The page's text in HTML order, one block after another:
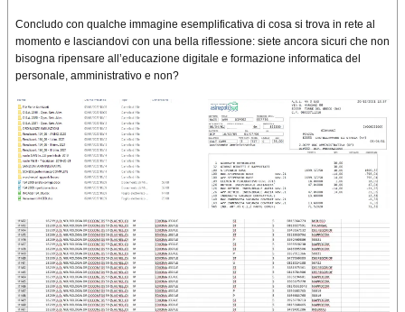
Concludo con qualche immagine esemplificativa di cosa si trova in rete al
momento e lasciandovi con una bella riflessione: siete ancora sicuri che non
bisogna ripensare all’educazione digitale e formazione informatica del
personale, amministrativo e non?